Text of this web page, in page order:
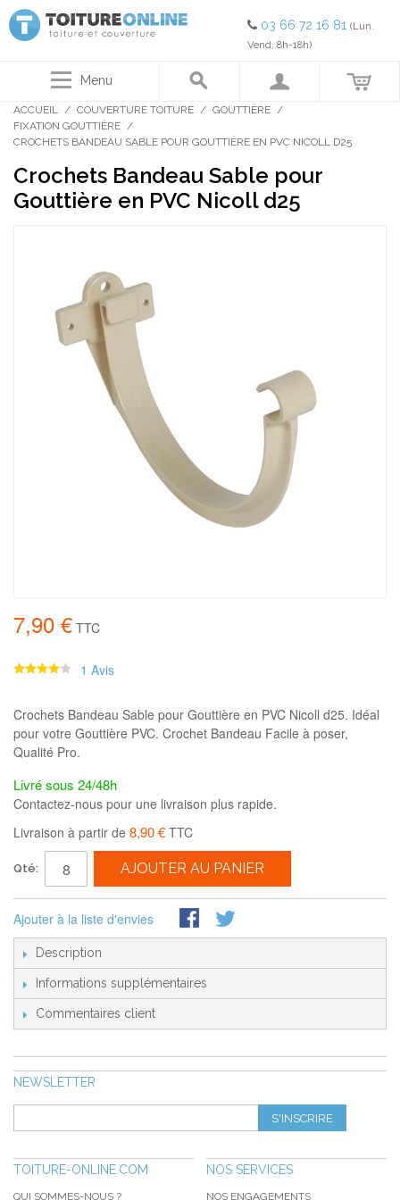
03 66 72 16 81 (Lun.
Vend. 8h-18h)
Menu
ACCUEIL / COUVERTURE TOITURE / GOUTTIÈRE /
FIXATION GOUTTIÈRE /
CROCHETS BANDEAU SABLE POUR GOUTTIÈRE EN PVC NICOLL D25
Crochets Bandeau Sable pour
Gouttière en PVC Nicoll d25
7,90 € TTC
1 Avis
Crochets Bandeau Sable pour Gouttière en PVC Nicoll d25. Idéal
pour votre Gouttière PVC. Crochet Bandeau Facile à poser,
Qualité Pro.
Livré sous 24/48h
Contactez-nous pour une livraison plus rapide.
Livraison à partir de 8,90 € TTC
Qté: AJOUTER AU PANIER
Ajouter à la liste d'envies
Description
Informations supplémentaires
Commentaires client
NEWSLETTER
S'INSCRIRE
TOITURE-ONLINE.COM
QUI SOMMES-NOUS ?
NOS SERVICES
NOS ENGAGEMENTS